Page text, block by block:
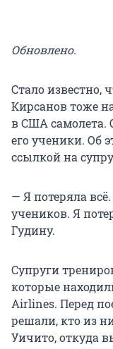
Обновлено.
Стало известно,
Кирсанов тоже
в США самолета.
его ученики. Об
ссылкой на
— Я потеряла
учеников. Я
Гудину.
Супруги
которые
Airlines. Перед
решали, кто из
Уичито, откуда